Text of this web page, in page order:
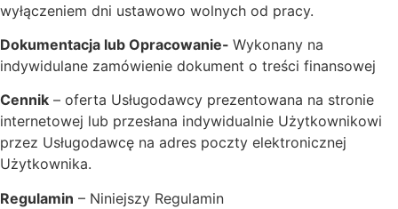
wyłączeniem dni ustawowo wolnych od pracy.
Dokumentacja lub Opracowanie- Wykonany na
indywidulane zamówienie dokument o treści finansowej
Cennik – oferta Usługodawcy prezentowana na stronie
internetowej lub przesłana indywidualnie Użytkownikowi
przez Usługodawcę na adres poczty elektronicznej
Użytkownika.
Regulamin – Niniejszy Regulamin